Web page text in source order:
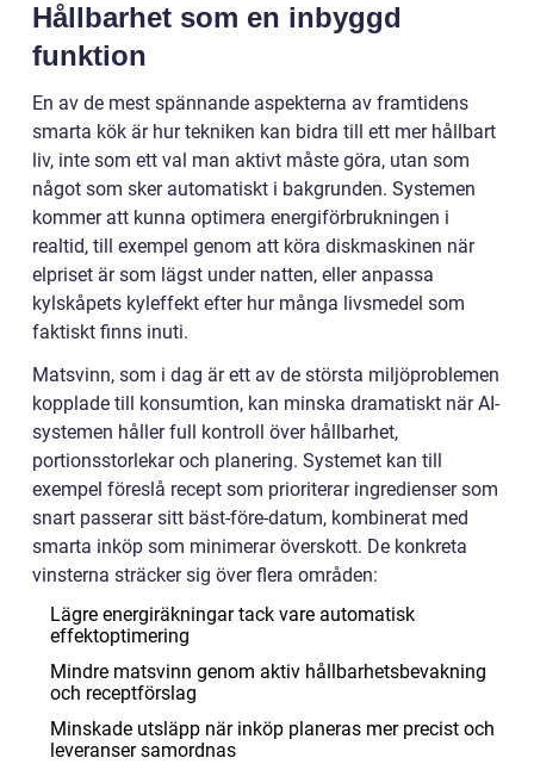
Hållbarhet som en inbyggd
funktion
En av de mest spännande aspekterna av framtidens
smarta kök är hur tekniken kan bidra till ett mer hållbart
liv, inte som ett val man aktivt måste göra, utan som
något som sker automatiskt i bakgrunden. Systemen
kommer att kunna optimera energiförbrukningen i
realtid, till exempel genom att köra diskmaskinen när
elpriset är som lägst under natten, eller anpassa
kylskåpets kyleffekt efter hur många livsmedel som
faktiskt finns inuti.
Matsvinn, som i dag är ett av de största miljöproblemen
kopplade till konsumtion, kan minska dramatiskt när AI-
systemen håller full kontroll över hållbarhet,
portionsstorlekar och planering. Systemet kan till
exempel föreslå recept som prioriterar ingredienser som
snart passerar sitt bäst-före-datum, kombinerat med
smarta inköp som minimerar överskott. De konkreta
vinsterna sträcker sig över flera områden:
Lägre energiräkningar tack vare automatisk
effektoptimering
Mindre matsvinn genom aktiv hållbarhetsbevakning
och receptförslag
Minskade utsläpp när inköp planeras mer precist och
leveranser samordnas